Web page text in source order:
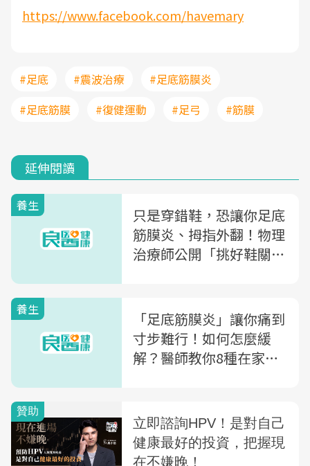
https://www.facebook.com/havemary
#足底 #震波治療
#足底筋膜炎
#足底筋膜
#復健運動 #足弓 #筋膜
延伸閱讀
養生
只是穿錯鞋，恐讓你足底
筋膜炎、拇指外翻！物理
治療師公開「挑好鞋關
養生
「足底筋膜炎」讓你痛到
寸步難行！如何怎麼緩
解？醫師教你8種在家就